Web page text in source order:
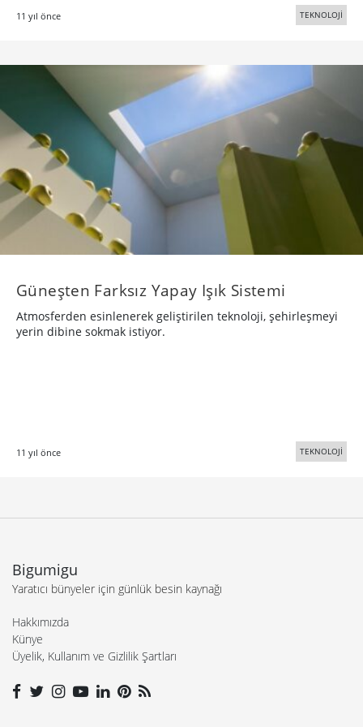
11 yıl önce TEKNOLOJİ
Güneşten Farksız Yapay Işık Sistemi
Atmosferden esinlenerek geliştirilen teknoloji, şehirleşmeyi
yerin dibine sokmak istiyor.
11 yıl önce TEKNOLOJİ
Bigumigu
Yaratıcı bünyeler için günlük besin kaynağı
Hakkımızda
Künye
Üyelik, Kullanım ve Gizlilik Şartları